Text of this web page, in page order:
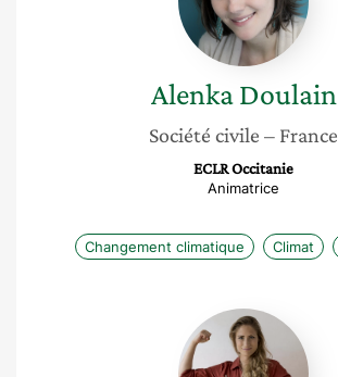
Alenka Doulain
Société civile – France
ECLR Occitanie
Animatrice
Changement climatique Climat
Solene
Ducretot